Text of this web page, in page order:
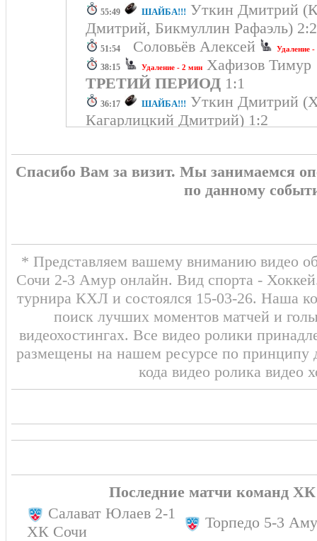
55:49
ШАЙБА!!! Уткин Дмитрий
Дмитрий, Бикмуллин Рафаэль) 2:2
51:54 Соловьёв Алексей Удаление
38:15 Удаление - 2 мин Хафизов
ТРЕТИЙ ПЕРИОД 1:1
36:17 ШАЙБА!!! Уткин Дмитрий
Кагарлицкий Дмитрий) 1:2
0:2 Ураков Кирилл
Слепец Кирилл)
Удаление - 2 мин Командный штраф
Александр, Балдаев Виктор)
ПЕРВЫЙ ПЕРИОД0:1
Спасибо Вам за визит. Мы занимаемся
по данному
* Представляем вашему вниманию видео
Сочи 2-3 Амур онлайн. Вид спорта -
турнира КХЛ и состоялся 15-03-26. Наша
поиск лучших моментов матчей и
видеохостингах. Все видео ролики
размещены на нашем ресурсе по принципу
кода видео ролика видео
Последние матчи команд
Салават Юлаев 2-1
ХК Сочи
Торпедо 5-3